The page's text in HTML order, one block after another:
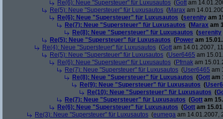
Re(6): Neue "Supersteuer" für Luxusautos (Gott am
Re(5): Neue "Supersteuer" für Luxusautos (Marax am
Re(6): Neue "Supersteuer" für Luxusautos (serenity am
Re(7): Neue "Supersteuer" für Luxusautos (Marax am
Re(8): Neue "Supersteuer" für Luxusautos (serenity
Re(5): Neue "Supersteuer" für Luxusautos (Power am
Re(4): Neue "Supersteuer" für Luxusautos (Gott am 14.01.2007,
Re(5): Neue "Supersteuer" für Luxusautos (User6465 am
Re(6): Neue "Supersteuer" für Luxusautos (Pfrnak am
Re(7): Neue "Supersteuer" für Luxusautos (User6465 am
Re(8): Neue "Supersteuer" für Luxusautos (Gott am
Re(9): Neue "Supersteuer" für Luxusautos (
Re(10): Neue "Supersteuer" für Luxusautos (
Re(7): Neue "Supersteuer" für Luxusautos (Gott am
Re(6): Neue "Supersteuer" für Luxusautos (Gott am
Re(3): Neue "Supersteuer" für Luxusautos (eumega am 14.01.2007,